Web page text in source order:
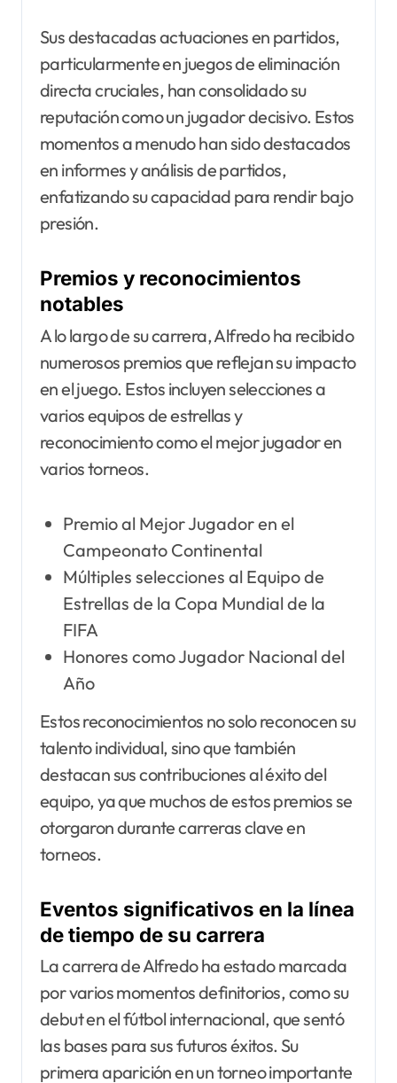
Sus destacadas actuaciones en partidos,
particularmente en juegos de eliminación
directa cruciales, han consolidado su
reputación como un jugador decisivo. Estos
momentos a menudo han sido destacados
en informes y análisis de partidos,
enfatizando su capacidad para rendir bajo
presión.
Premios y reconocimientos
notables
A lo largo de su carrera, Alfredo ha recibido
numerosos premios que reflejan su impacto
en el juego. Estos incluyen selecciones a
varios equipos de estrellas y
reconocimiento como el mejor jugador en
varios torneos.
Premio al Mejor Jugador en el
Campeonato Continental
Múltiples selecciones al Equipo de
Estrellas de la Copa Mundial de la
FIFA
Honores como Jugador Nacional del
Año
Estos reconocimientos no solo reconocen su
talento individual, sino que también
destacan sus contribuciones al éxito del
equipo, ya que muchos de estos premios se
otorgaron durante carreras clave en
torneos.
Eventos significativos en la línea
de tiempo de su carrera
La carrera de Alfredo ha estado marcada
por varios momentos definitorios, como su
debut en el fútbol internacional, que sentó
las bases para sus futuros éxitos. Su
primera aparición en un torneo importante